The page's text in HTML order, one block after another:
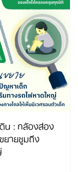
น : กล้องส่อง
ยายซูมถึง